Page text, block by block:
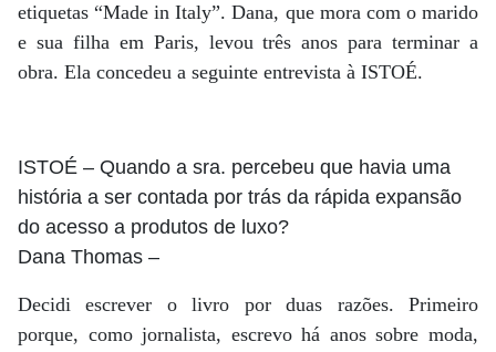
etiquetas “Made in Italy”. Dana, que mora com o marido
e sua filha em Paris, levou três anos para terminar a
obra. Ela concedeu a seguinte entrevista à ISTOÉ.
ISTOÉ – Quando a sra. percebeu que havia uma
história a ser contada por trás da rápida expansão
do acesso a produtos de luxo?
Dana Thomas –
Decidi escrever o livro por duas razões. Primeiro
porque, como jornalista, escrevo há anos sobre moda,